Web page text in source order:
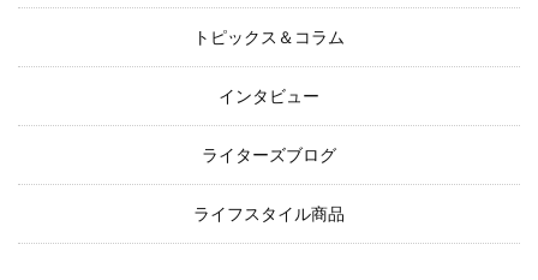
トピックス＆コラム
インタビュー
ライターズブログ
ライフスタイル商品